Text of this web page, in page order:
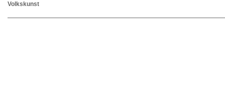
Volkskunst